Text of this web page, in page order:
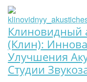
Клиновидный
(Клин):
Улучшения
Студии